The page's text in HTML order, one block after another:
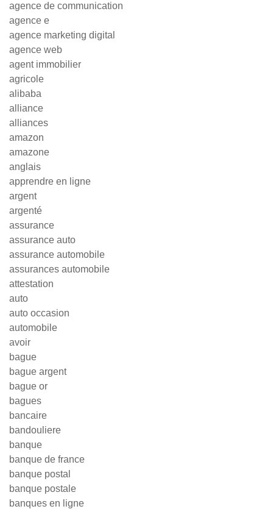
agence de communication
agence e
agence marketing digital
agence web
agent immobilier
agricole
alibaba
alliance
alliances
amazon
amazone
anglais
apprendre en ligne
argent
argenté
assurance
assurance auto
assurance automobile
assurances automobile
attestation
auto
auto occasion
automobile
avoir
bague
bague argent
bague or
bagues
bancaire
bandouliere
banque
banque de france
banque postal
banque postale
banques en ligne